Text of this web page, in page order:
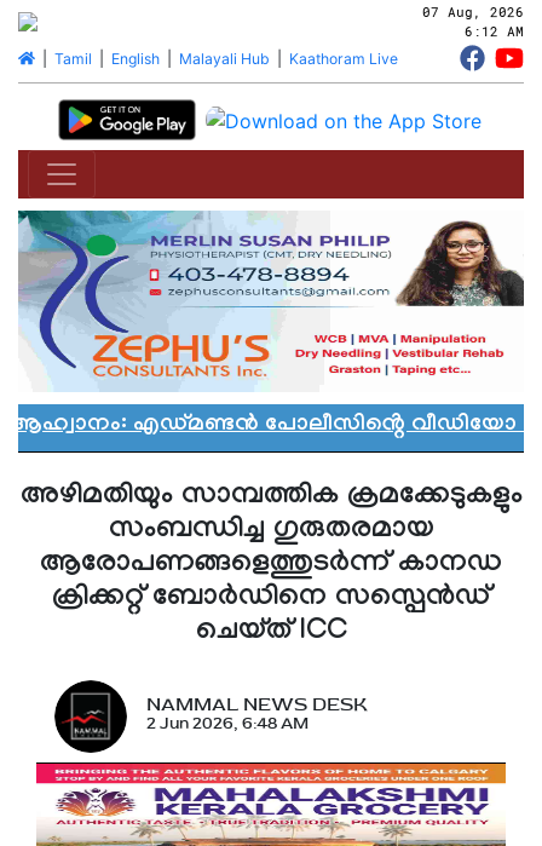
07 Aug, 2026
6:12 AM
| Tamil English| Malayali Hub Kaathoram Live
എഡ്മണ്ടൻ പോലീസിൻ്റെ വീഡിയോ
അഴിമതിയും സാമ്പത്തിക ക്രമക്കേടുകളും
സംബന്ധിച്ച ഗുരുതരമായ
ആരോപണങ്ങളെത്തുടർന്ന് കാനഡ
ക്രിക്കറ്റ് ബോർഡിനെ സസ്പെൻഡ്
ചെയ്ത് ICC
NAMMAL NEWS DESK
2 Jun 2026, 6:48 AM